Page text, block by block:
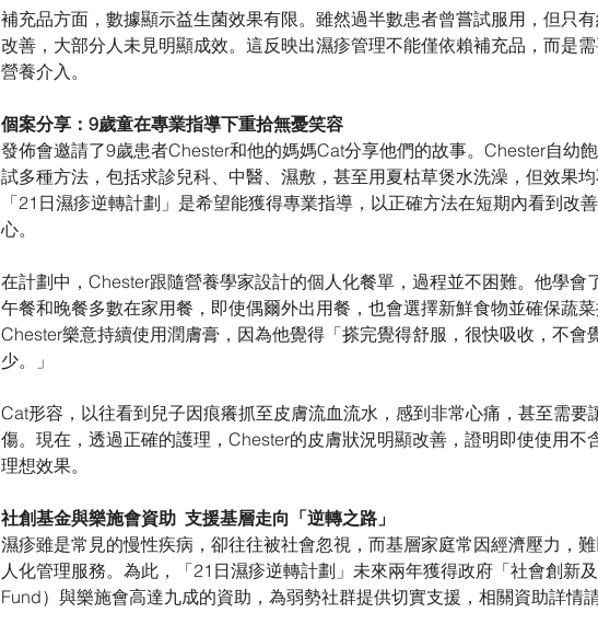
補充品方面，數據顯示益生菌效果有限。雖然過半數患者曾嘗試服用，但只
改善，大部分人未見明顯成效。這反映出濕疹管理不能僅依賴補充品，而是
營養介入。
個案分享：9歲童在專業指導下重拾無憂笑容
發佈會邀請了9歲患者Chester和他的媽媽Cat分享他們的故事。Chester自幼
試多種方法，包括求診兒科、中醫、濕敷，甚至用夏枯草煲水洗澡，但效果
「21日濕疹逆轉計劃」是希望能獲得專業指導，以正確方法在短期內看到改
心。
在計劃中，Chester跟隨營養學家設計的個人化餐單，過程並不困難。他學會
午餐和晚餐多數在家用餐，即使偶爾外出用餐，也會選擇新鮮食物並確保蔬
Chester樂意持續使用潤膚膏，因為他覺得「搽完覺得舒服，很快吸收，不會
少。」
Cat形容，以往看到兒子因痕癢抓至皮膚流血流水，感到非常心痛，甚至需要
傷。現在，透過正確的護理，Chester的皮膚狀況明顯改善，證明即使使用不
理想效果。
社創基金與樂施會資助  支援基層走向「逆轉之路」
濕疹雖是常見的慢性疾病，卻往往被社會忽視，而基層家庭常因經濟壓力，
人化管理服務。為此，「21日濕疹逆轉計劃」未來兩年獲得政府「社會創新
Fund）與樂施會高達九成的資助，為弱勢社群提供切實支援，相關資助詳情